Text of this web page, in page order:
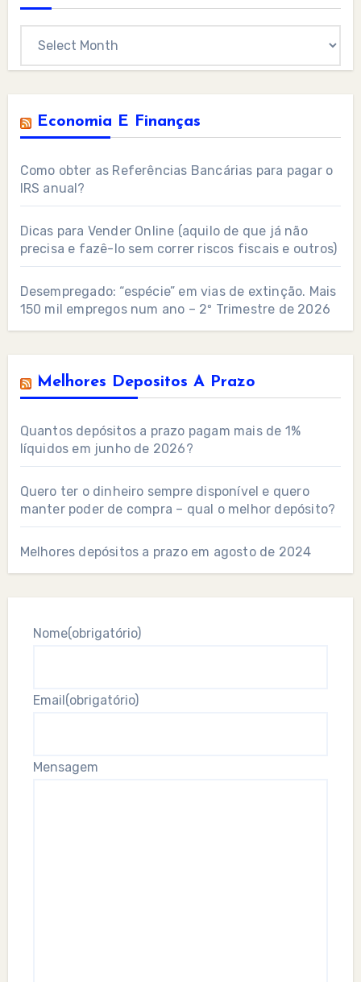
Economia E Finanças
Como obter as Referências Bancárias para pagar o
IRS anual?
Dicas para Vender Online (aquilo de que já não
precisa e fazê-lo sem correr riscos fiscais e outros)
Desempregado: “espécie” em vias de extinção. Mais
150 mil empregos num ano – 2º Trimestre de 2026
Melhores Depositos A Prazo
Quantos depósitos a prazo pagam mais de 1%
líquidos em junho de 2026?
Quero ter o dinheiro sempre disponível e quero
manter poder de compra – qual o melhor depósito?
Melhores depósitos a prazo em agosto de 2024
Nome(obrigatório)
Email (obrigatório)
Mensagem